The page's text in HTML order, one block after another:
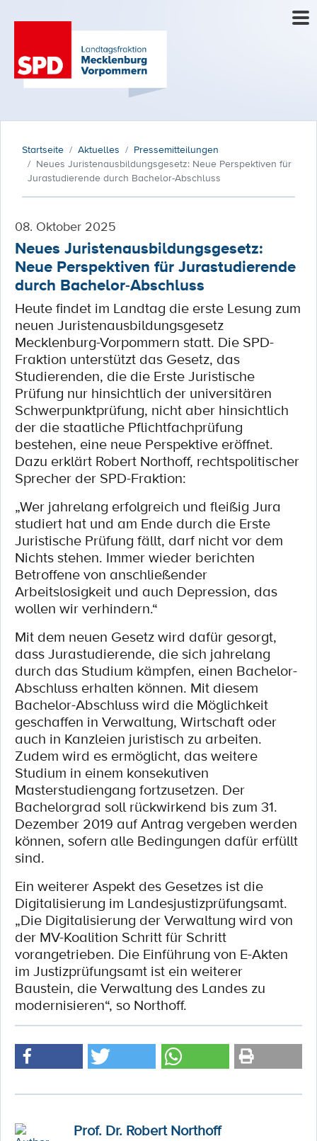
Startseite Aktuelles
Pressemitteilungen
Neues Juristenausbildungsgesetz: Neue Perspektiven für
Jurastudierende durch Bachelor-Abschluss
08. Oktober 2025
Neues Juristenausbildungsgesetz:
Neue Perspektiven für Jurastudierende
durch Bachelor-Abschluss
Heute findet im Landtag die erste Lesung zum
neuen Juristenausbildungsgesetz
Mecklenburg-Vorpommern statt. Die SPD-
Fraktion unterstützt das Gesetz, das
Studierenden, die die Erste Juristische
Prüfung nur hinsichtlich der universitären
Schwerpunktprüfung, nicht aber hinsichtlich
der die staatliche Pflichtfachprüfung
bestehen, eine neue Perspektive eröffnet.
Dazu erklärt Robert Northoff, rechtspolitischer
Sprecher der SPD-Fraktion:
„Wer jahrelang erfolgreich und fleißig Jura
studiert hat und am Ende durch die Erste
Juristische Prüfung fällt, darf nicht vor dem
Nichts stehen. Immer wieder berichten
Betroffene von anschließender
Arbeitslosigkeit und auch Depression, das
wollen wir verhindern.“
Mit dem neuen Gesetz wird dafür gesorgt,
dass Jurastudierende, die sich jahrelang
durch das Studium kämpfen, einen Bachelor-
Abschluss erhalten können. Mit diesem
Bachelor-Abschluss wird die Möglichkeit
geschaffen in Verwaltung, Wirtschaft oder
auch in Kanzleien juristisch zu arbeiten.
Zudem wird es ermöglicht, das weitere
Studium in einem konsekutiven
Masterstudiengang fortzusetzen. Der
Bachelorgrad soll rückwirkend bis zum 31.
Dezember 2019 auf Antrag vergeben werden
können, sofern alle Bedingungen dafür erfüllt
sind.
Ein weiterer Aspekt des Gesetzes ist die
Digitalisierung im Landesjustizprüfungsamt.
„Die Digitalisierung der Verwaltung wird von
der MV-Koalition Schritt für Schritt
vorangetrieben. Die Einführung von E-Akten
im Justizprüfungsamt ist ein weiterer
Baustein, die Verwaltung des Landes zu
modernisieren“, so Northoff.
Prof. Dr. Robert Northoff